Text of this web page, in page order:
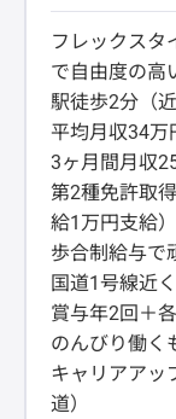
フレックスタ
で自由度の高
駅徒歩2分（
平均月収34万
3ヶ月間月収
第2種免許取
給1万円支給）
歩合制給与で
国道1号線近
賞与年2回＋
のんびり働く
キャリアアッ
道）